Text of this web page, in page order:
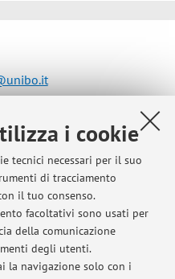
i cookie
tecnici necessari per il suo
di tracciamento
il tuo consenso.
facoltativi sono usati per
della comunicazione
degli utenti.
la navigazione solo con i
e Chirurgiche
alla mappa